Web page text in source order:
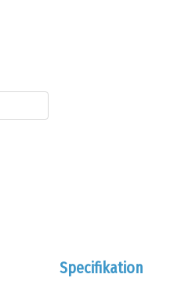
Specifikation